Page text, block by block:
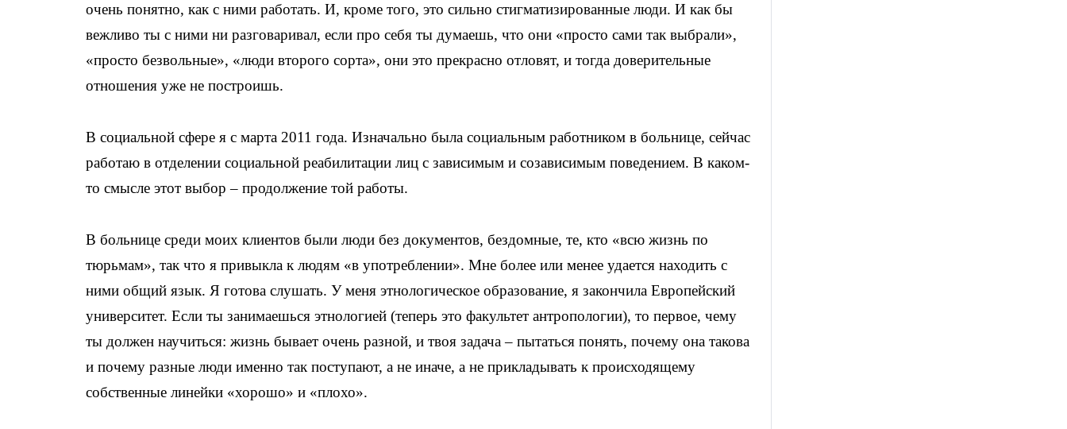
очень понятно, как с ними работать. И, кроме того, это сильно стигматизированные люди. И как бы
вежливо ты с ними ни разговаривал, если про себя ты думаешь, что они «просто сами так выбрали»,
«просто безвольные», «люди второго сорта», они это прекрасно отловят, и тогда доверительные
отношения уже не построишь.
В социальной сфере я с марта 2011 года. Изначально была социальным работником в больнице, сейчас
работаю в отделении социальной реабилитации лиц с зависимым и созависимым поведением. В каком-
то смысле этот выбор – продолжение той работы.
В больнице среди моих клиентов были люди без документов, бездомные, те, кто «всю жизнь по
тюрьмам», так что я привыкла к людям «в употреблении». Мне более или менее удается находить с
ними общий язык. Я готова слушать. У меня этнологическое образование, я закончила Европейский
университет. Если ты занимаешься этнологией (теперь это факультет антропологии), то первое, чему
ты должен научиться: жизнь бывает очень разной, и твоя задача – пытаться понять, почему она такова
и почему разные люди именно так поступают, а не иначе, а не прикладывать к происходящему
собственные линейки «хорошо» и «плохо».